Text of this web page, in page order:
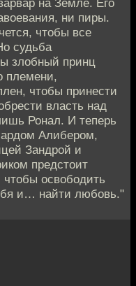
на Земле. Его
ни пиры.
чтобы все
судьба
злобный принц
племени,
чтобы принести
власть над
Ронал. И теперь
Алибером,
Зандрой и
предстоит
освободить
и… найти любовь."